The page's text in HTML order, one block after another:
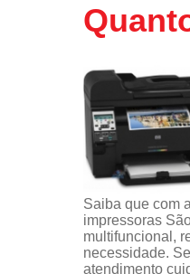
Saiba que com
impressoras
multifuncional,
necessidade.
atendimento